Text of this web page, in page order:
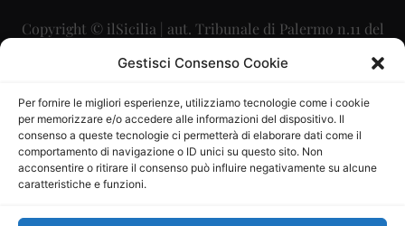
Gestisci Consenso Cookie
Per fornire le migliori esperienze, utilizziamo tecnologie come i cookie
per memorizzare e/o accedere alle informazioni del dispositivo. Il
consenso a queste tecnologie ci permetterà di elaborare dati come il
comportamento di navigazione o ID unici su questo sito. Non
acconsentire o ritirare il consenso può influire negativamente su alcune
caratteristiche e funzioni.
Copyright © ilSicilia | aut. Tribunale di Palermo n.11 del
29/09/2015
Direttore Editoriale: Maurizio Scaglione
Direttore Responsabile: Maria Calabrese